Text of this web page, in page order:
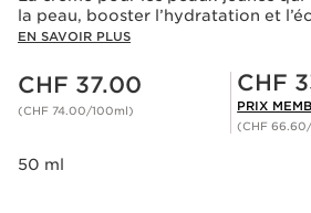
la peau, booster l’hydratation et
EN SAVOIR PLUS
Nouveau prix CHF 37.00
CHF 37.00
(CHF 74.00/100ml)
Prix Sérénité CHF 33.30
CHF
PRIX
(CHF
50 ml